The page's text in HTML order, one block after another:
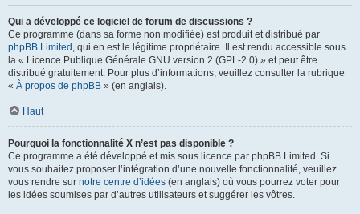
Qui a développé ce logiciel de forum de discussions ?
Ce programme (dans sa forme non modifiée) est produit et distribué par
phpBB Limited , qui en est le légitime propriétaire. Il est rendu accessible sous
la « Licence Publique Générale GNU version 2 (GPL-2.0) » et peut être
distribué gratuitement. Pour plus d’informations, veuillez consulter la rubrique
« À propos de phpBB » (en anglais).
Haut
Pourquoi la fonctionnalité X n’est pas disponible ?
Ce programme a été développé et mis sous licence par phpBB Limited. Si
vous souhaitez proposer l’intégration d’une nouvelle fonctionnalité, veuillez
vous rendre sur notre centre d’idées (en anglais) où vous pourrez voter pour
les idées soumises par d’autres utilisateurs et suggérer les vôtres.